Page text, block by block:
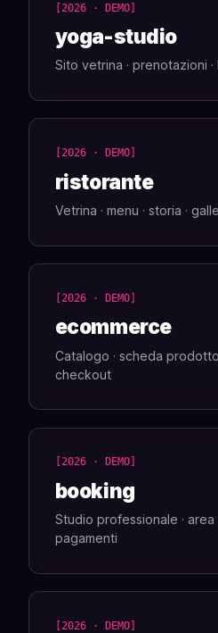
[2026 · DEMO]
yoga-studio
Sito vetrina · prenotazioni
[2026 · DEMO]
ristorante
Vetrina · menu · storia ·
[2026 · DEMO]
ecommerce
Catalogo · scheda prodotto
checkout
[2026 · DEMO]
booking
Studio professionale · area
pagamenti
[2026 · DEMO]